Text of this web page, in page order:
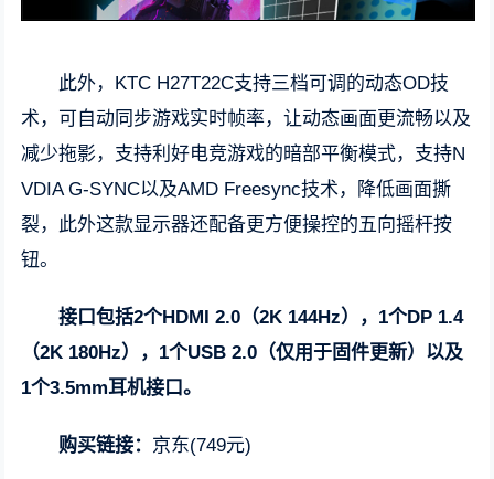
此外，KTC H27T22C支持三档可调的动态OD技
术，可自动同步游戏实时帧率，让动态画面更流畅以及
减少拖影，支持利好电竞游戏的暗部平衡模式，支持N
VDIA G-SYNC以及AMD Freesync技术，降低画面撕
裂，此外这款显示器还配备更方便操控的五向摇杆按
钮。
接口包括2个HDMI 2.0（2K 144Hz），1个DP 1.4
（2K 180Hz），1个USB 2.0（仅用于固件更新）以及
1个3.5mm耳机接口。
购买链接： 京东(749元)